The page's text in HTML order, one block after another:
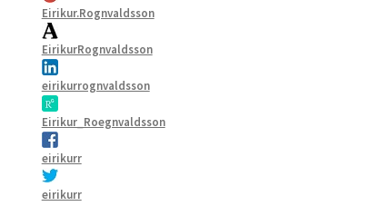
Eirikur.Rognvaldsson
EirikurRognvaldsson
eirikurrognvaldsson
Eirikur_Roegnvaldsson
eirikurr
eirikurr